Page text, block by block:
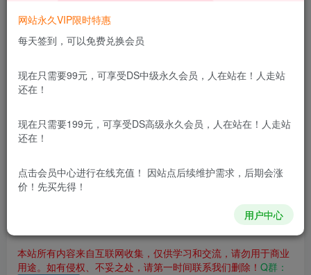
￥9.9
立即购买
更新及时
极速下载 安全绿色 网盘下载
本站内容分为：
本站所有内容来自互联网收集，仅供学习和交流，请勿用于商业
用途。如有侵权、不妥之处，请第一时间联系我们删除！ Q群：
网站永久VIP限时特惠
每天签到，可以免费兑换会员
现在只需要99元，可享受DS中级永久会员，人在站在！人走站
还在！
现在只需要199元，可享受DS高级永久会员，人在站在！人走站
还在！
点击会员中心进行在线充值！ 因站点后续维护需求，后期会涨
价！先买先得！
用户中心